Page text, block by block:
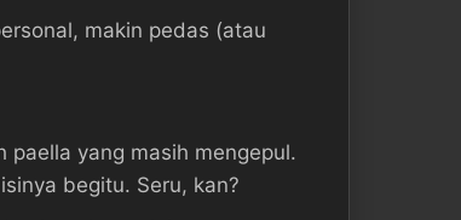
makin pedas (atau
paella yang masih mengepul.
begitu. Seru, kan?